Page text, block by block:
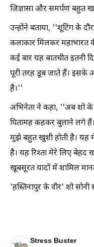
जिज्ञासा और समर्पण बहुत
उन्होंने बताया, ''शूटिंग के
कलाकार मिलकर महाभारत
कई बार यह बातचीत इतनी
पूरी तरह डूब जाते हैं। इसके
है।''
अभिनेता ने कहा, ''अब शो
पितामह कहकर बुलाने लगे
मुझे बहुत खुशी होती है। यह
है। यह रिश्ता मेरे लिए
खूबसूरत यादों में शामिल
'हस्तिनापुर के वीर' शो सोनी
Stress Buster